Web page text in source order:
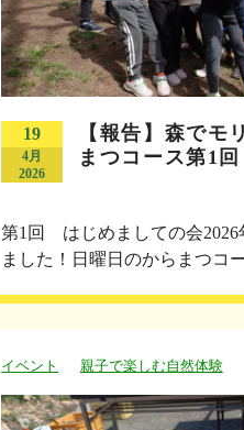
19
4月
2026
【報告】森でモ
まつコース第1
第1回 はじめましての会2026
ました！日曜日のからまつコ
イベント 親子で楽しむ自然体験